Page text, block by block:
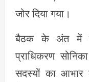
जोर दिया गया।
बैठक के अंत में
प्राधिकरण
सदस्यों का आभार